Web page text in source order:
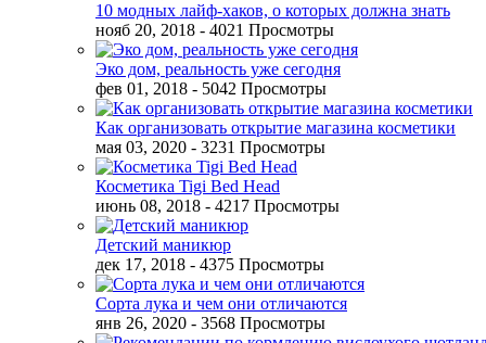
10 модных лайф-хаков, о которых должна знать
нояб 20, 2018 - 4021 Просмотры
Эко дом, реальность уже сегодня
фев 01, 2018 - 5042 Просмотры
Как организовать открытие магазина косметики
мая 03, 2020 - 3231 Просмотры
Косметика Tigi Bed Head
июнь 08, 2018 - 4217 Просмотры
Детский маникюр
дек 17, 2018 - 4375 Просмотры
Сорта лука и чем они отличаются
янв 26, 2020 - 3568 Просмотры